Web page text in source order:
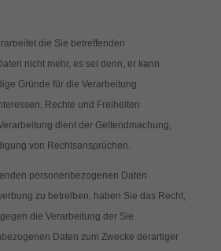
die Sie betreffenden
nicht mehr, es sei denn, er kann
Gründe für die Verarbeitung
Rechte und Freiheiten
dient der Geltendmachung,
von Rechtsansprüchen.
personenbezogenen Daten
zu betreiben, haben Sie das Recht,
die Verarbeitung der Sie
Daten zum Zwecke derartiger